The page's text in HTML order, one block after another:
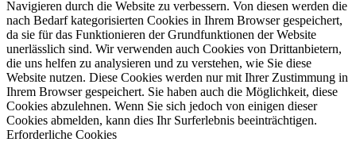
Navigieren durch die Website zu verbessern. Von diesen werden die
nach Bedarf kategorisierten Cookies in Ihrem Browser gespeichert,
da sie für das Funktionieren der Grundfunktionen der Website
unerlässlich sind. Wir verwenden auch Cookies von Drittanbietern,
die uns helfen zu analysieren und zu verstehen, wie Sie diese
Website nutzen. Diese Cookies werden nur mit Ihrer Zustimmung in
Ihrem Browser gespeichert. Sie haben auch die Möglichkeit, diese
Cookies abzulehnen. Wenn Sie sich jedoch von einigen dieser
Cookies abmelden, kann dies Ihr Surferlebnis beeinträchtigen.
Erforderliche Cookies